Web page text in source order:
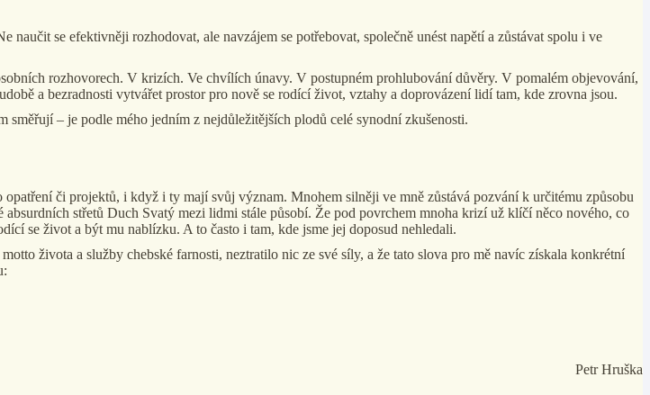
se efektivněji rozhodovat, ale navzájem se potřebovat, společně unést napětí a zůstávat spolu i ve
rozhovorech. V krizích. Ve chvílích únavy. V postupném prohlubování důvěry. V pomalém objevování,
a bezradnosti vytvářet prostor pro nově se rodící život, vztahy a doprovázení lidí tam, kde zrovna jsou.
směřují – je podle mého jedním z nejdůležitějších plodů celé synodní zkušenosti.
či projektů, i když i ty mají svůj význam. Mnohem silněji ve mně zůstává pozvání k určitému způsobu
střetů Duch Svatý mezi lidmi stále působí. Že pod povrchem mnoha krizí už klíčí něco nového, co
se život a být mu nablízku. A to často i tam, kde jsme jej doposud nehledali.
života a služby chebské farnosti, neztratilo nic ze své síly, a že tato slova pro mě navíc získala konkrétní
Petr Hruška